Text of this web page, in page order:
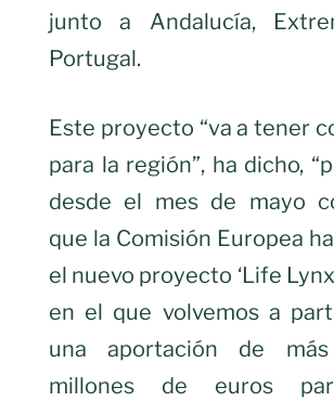
junto a Andalucía,
Portugal.
Este proyecto “va a tener
para la región”, ha dicho,
desde el mes de mayo
que la Comisión Europea
el nuevo proyecto ‘Life
en el que volvemos a
una aportación de
millones de euros